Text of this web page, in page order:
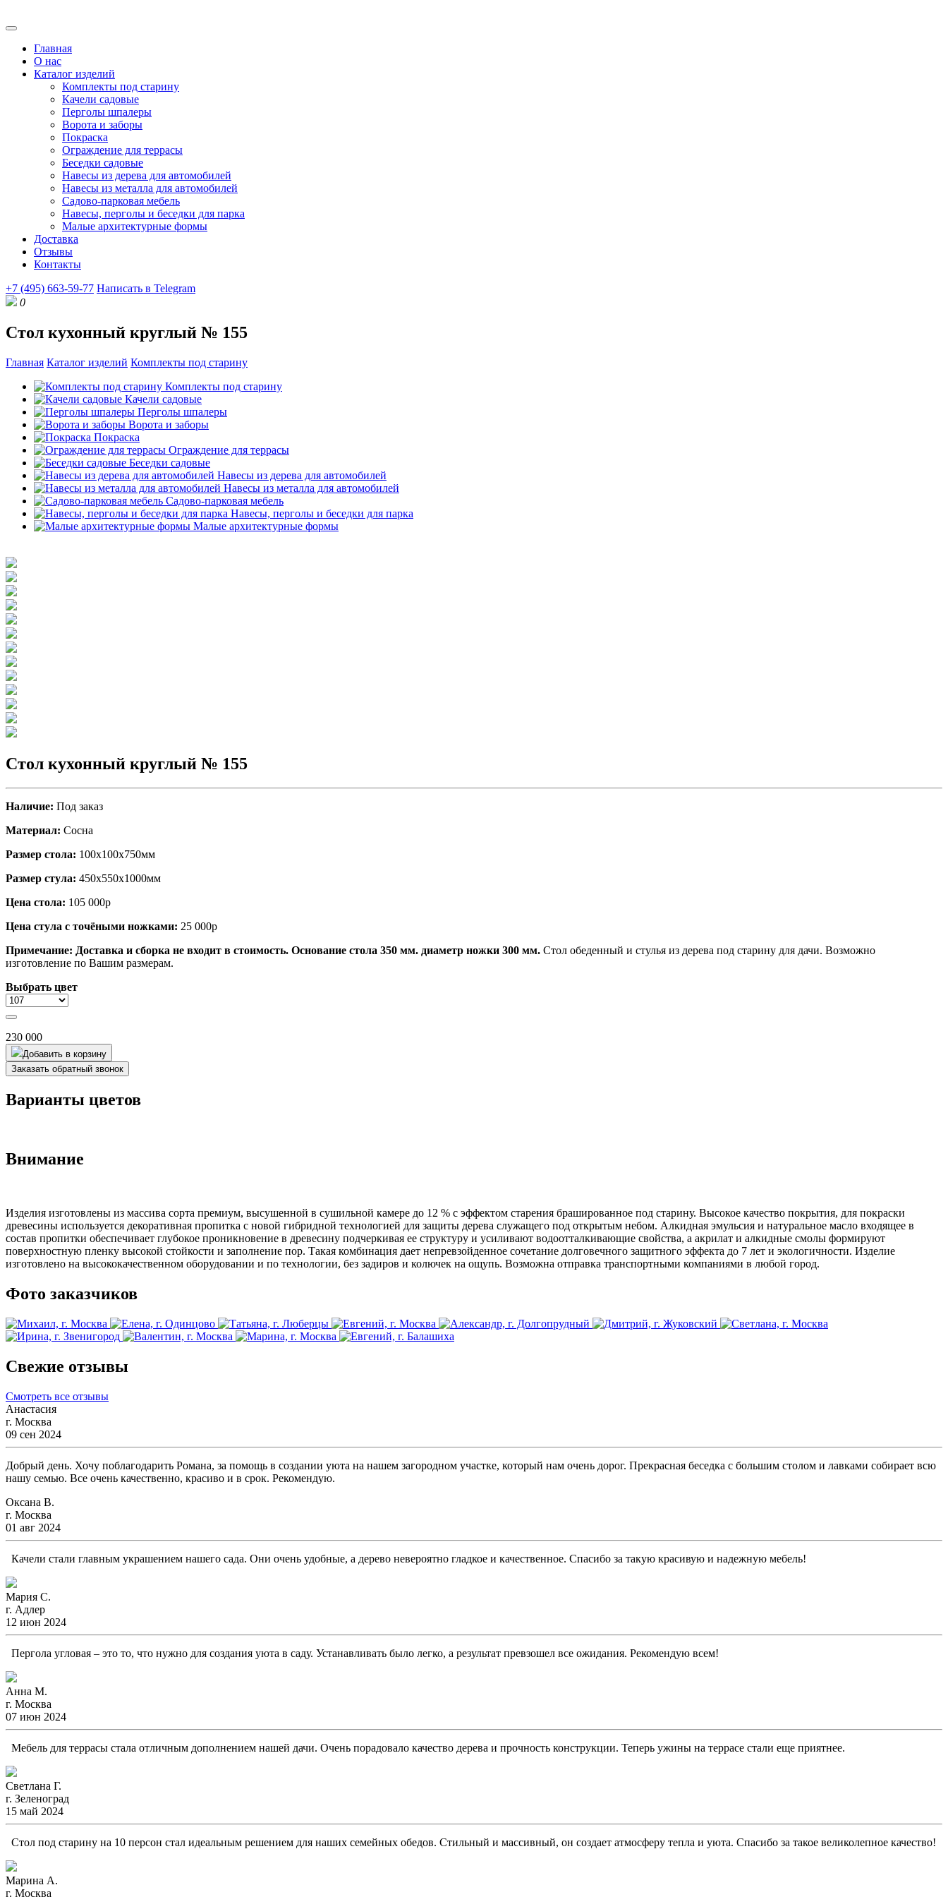
Главная
О нас
Каталог изделий
Комплекты под старину
Качели садовые
Перголы шпалеры
Ворота и заборы
Покраска
Ограждение для террасы
Беседки садовые
Навесы из дерева для автомобилей
Навесы из металла для автомобилей
Садово-парковая мебель
Навесы, перголы и беседки для парка
Малые архитектурные формы
Доставка
Отзывы
Контакты
+7 (495) 663-59-77 Написать в Telegram
0
Стол кухонный круглый № 155
Главная Каталог изделий Комплекты под старину
Комплекты под старину
Качели садовые
Перголы шпалеры
Ворота и заборы
Покраска
Ограждение для террасы
Беседки садовые
Навесы из дерева для автомобилей
Навесы из металла для автомобилей
Садово-парковая мебель
Навесы, перголы и беседки для парка
Малые архитектурные формы
Стол кухонный круглый № 155
Наличие: Под заказ
Материал: Сосна
Размер стола: 100х100х750мм
Размер стула: 450х550х1000мм
Цена стола: 105 000р
Цена стула с точёными ножками: 25 000р
Примечание: Доставка и сборка не входит в стоимость. Основание стола 350 мм. диаметр ножки 300 мм. Стол обеденный и стулья из дерева под старину для дачи. Возможно
изготовление по Вашим размерам.
Выбрать цвет
230 000
Добавить в корзину
Заказать обратный звонок
Варианты цветов
Внимание
Изделия изготовлены из массива сорта премиум, высушенной в сушильной камере до 12 % с эффектом старения брашированное под старину. Высокое качество покрытия, для покраски
древесины используется декоративная пропитка с новой гибридной технологией для защиты дерева служащего под открытым небом. Алкидная эмульсия и натуральное масло входящее в
состав пропитки обеспечивает глубокое проникновение в древесину подчеркивая ее структуру и усиливают водоотталкивающие свойства, а акрилат и алкидные смолы формируют
поверхностную пленку высокой стойкости и заполнение пор. Такая комбинация дает непревзойденное сочетание долговечного защитного эффекта до 7 лет и экологичности. Изделие
изготовлено на высококачественном оборудовании и по технологии, без задиров и колючек на ощупь. Возможна отправка транспортными компаниями в любой город.
Фото заказчиков
Свежие отзывы
Смотреть все отзывы
Анастасия
г. Москва
09 сен 2024
Добрый день. Хочу поблагодарить Романа, за помощь в создании уюта на нашем загородном участке, который нам очень дорог. Прекрасная беседка с большим столом и лавками собирает всю
нашу семью. Все очень качественно, красиво и в срок. Рекомендую.
Оксана В.
г. Москва
01 авг 2024
Качели стали главным украшением нашего сада. Они очень удобные, а дерево невероятно гладкое и качественное. Спасибо за такую красивую и надежную мебель!
Мария С.
г. Адлер
12 июн 2024
Пергола угловая – это то, что нужно для создания уюта в саду. Устанавливать было легко, а результат превзошел все ожидания. Рекомендую всем!
Анна М.
г. Москва
07 июн 2024
Мебель для террасы стала отличным дополнением нашей дачи. Очень порадовало качество дерева и прочность конструкции. Теперь ужины на террасе стали еще приятнее.
Светлана Г.
г. Зеленоград
15 май 2024
Стол под старину на 10 персон стал идеальным решением для наших семейных обедов. Стильный и массивный, он создает атмосферу тепла и уюта. Спасибо за такое великолепное качество!
Марина А.
г. Москва